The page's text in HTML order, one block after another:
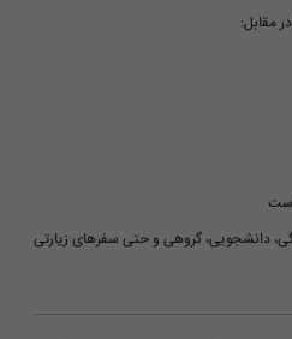
مقابل:
است
دانشجویی، گروهی و حتی سفرهای زیارتی